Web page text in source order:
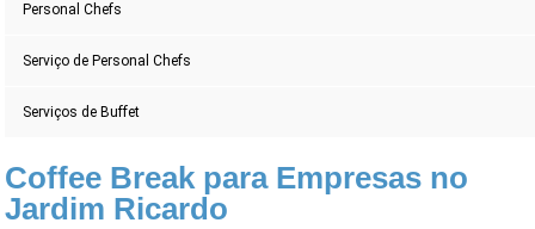
Personal Chefs
Serviço de Personal Chefs
Serviços de Buffet
Coffee Break para Empresas no
Jardim Ricardo